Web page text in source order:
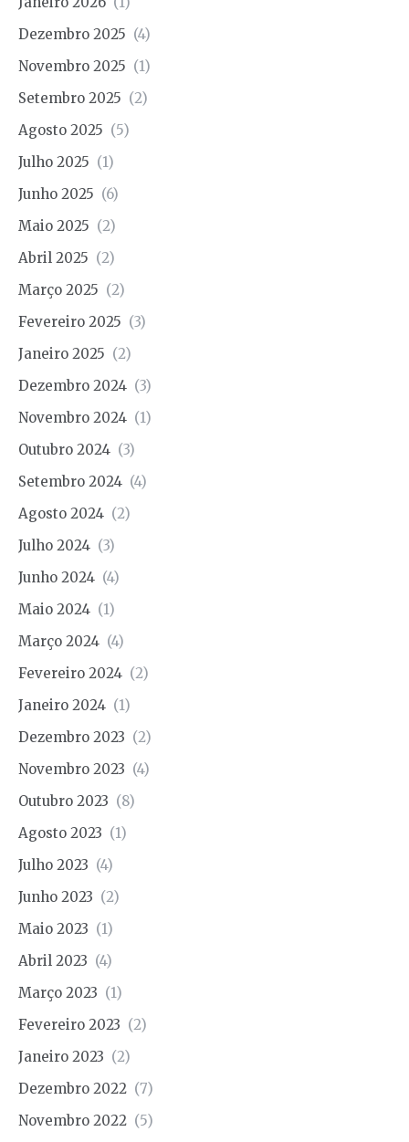
Dezembro 2025 (4)
Novembro 2025 (1)
Setembro 2025 (2)
Agosto 2025 (5)
Julho 2025 (1)
Junho 2025 (6)
Maio 2025 (2)
Abril 2025 (2)
Março 2025 (2)
Fevereiro 2025 (3)
Janeiro 2025 (2)
Dezembro 2024 (3)
Novembro 2024 (1)
Outubro 2024 (3)
Setembro 2024 (4)
Agosto 2024 (2)
Julho 2024 (3)
Junho 2024 (4)
Maio 2024 (1)
Março 2024 (4)
Fevereiro 2024 (2)
Janeiro 2024 (1)
Dezembro 2023 (2)
Novembro 2023 (4)
Outubro 2023 (8)
Agosto 2023 (1)
Julho 2023 (4)
Junho 2023 (2)
Maio 2023 (1)
Abril 2023 (4)
Março 2023 (1)
Fevereiro 2023 (2)
Janeiro 2023 (2)
Dezembro 2022 (7)
Novembro 2022 (5)